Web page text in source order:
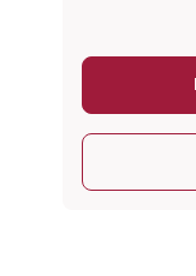
Aktualisieren...